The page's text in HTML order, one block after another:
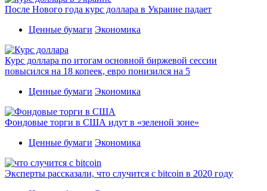
После Нового года курс доллара в Украине падает
Ценные бумаги Экономика
Курс доллара по итогам основной биржевой сессии
повысился на 18 копеек, евро понизился на 5
Ценные бумаги Экономика
Фондовые торги в США идут в «зеленой зоне»
Ценные бумаги Экономика
Эксперты рассказали, что случится с bitcoin в 2020 году